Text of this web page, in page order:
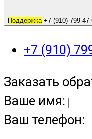
Поддержка +7 (910) 799-47-
+7 (910)
Заказать
Ваше имя:
Ваш телефон: